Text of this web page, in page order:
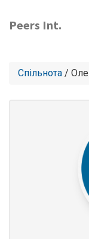
до
основного
Peers Int.
Спільнота /